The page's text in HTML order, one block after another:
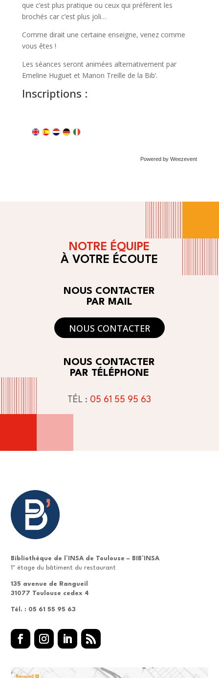
que c’est plus pratique ou ceux qui préfèrent les
brochés car c’est plus joli…
Comme dirait une certaine enseigne, venez comme
vous êtes !
Les séances seront animées alternativement par
Emeline Huguet et Manon Treille de la Bib’.
Inscriptions :
Powered by Weezevent
NOTRE ÉQUIPE
À VOTRE ÉCOUTE
NOUS CONTACTER
PAR MAIL
NOUS CONTACTER
NOUS CONTACTER
PAR TÉLÉPHONE
TÉL : 05 61 55 95 63
Bibliothèque de l’INSA de Toulouse – BIB’INSA
1er étage du bâtiment du restaurant
135 avenue de Rangueil
31077 Toulouse cedex 4
Tél. : 05 61 55 95 63